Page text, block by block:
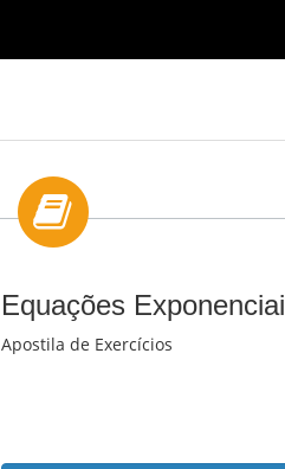
Equações
Apostila de Exercícios